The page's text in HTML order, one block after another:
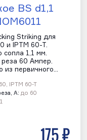
BS d1,1
Striking для
и IPTM 60-T.
сопла 1,1 мм.
реза 60 Ампер.
из первичного…
IPTM 60-T
А: до 60
175 р